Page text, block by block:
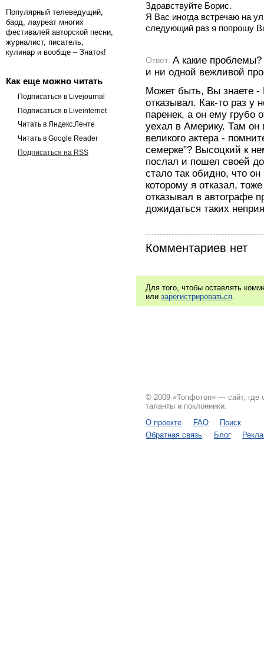
Популярный телеведущий,
бард, лауреат многих
фестивалей авторской песни,
журналист, писатель,
кулинар и вообще – Знаток!
Как еще можно читать
Подписаться в Livejournal
Подписаться в Liveinternet
Читать в Яндекс.Ленте
Читать в Google Reader
Подписаться на RSS
Здравствуйте Борис.
Я Вас иногда встречаю на
следующий раз я попрошу
Ответ: А какие
и ни одной вежливой
Может быть, Вы знаете -
отказывал. Как-то раз у
паренек, а он ему грубо
уехал в Америку. Там он
великого актера -
семерке"? Высоцкий к
послал и пошел своей
стало так обидно, что
которому я отказал,
отказывал в автографе
дожидаться таких
Комментариев нет
Для того, чтобы оставлять
илизарегистрироваться
© 2009 «Топфотоп» — сайт, где
таланты и поклонники.
О проекте
FAQ
Поиск
Обратная связь
Блог